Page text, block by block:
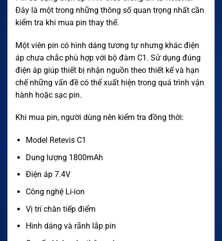
Đây là một trong những thông số quan trọng nhất cần
kiểm tra khi mua pin thay thế.
Một viên pin có hình dáng tương tự nhưng khác điện
áp chưa chắc phù hợp với bộ đàm C1. Sử dụng đúng
điện áp giúp thiết bị nhận nguồn theo thiết kế và hạn
chế những vấn đề có thể xuất hiện trong quá trình vận
hành hoặc sạc pin.
Khi mua pin, người dùng nên kiểm tra đồng thời:
Model Retevis C1
Dung lượng 1800mAh
Điện áp 7.4V
Công nghệ Li-ion
Vị trí chân tiếp điểm
Hình dáng và rãnh lắp pin